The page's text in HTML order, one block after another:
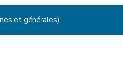
et générales)